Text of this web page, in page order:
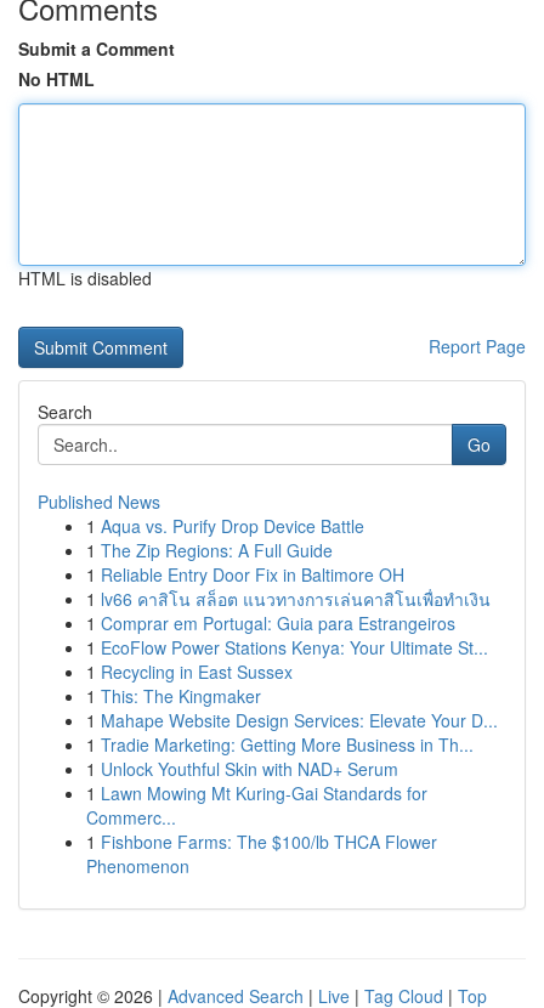
Submit a Comment
No HTML
HTML is disabled
Report Page
Search
Go
Published News
1 Aqua vs. Purify Drop Device Battle
1 The Zip Regions: A Full Guide
1 Reliable Entry Door Fix in Baltimore OH
1 lv66 คาสิโน สล็อต แนวทางการเล่นคาสิโนเพื่อทำเงิน
1 Comprar em Portugal: Guia para Estrangeiros
1 EcoFlow Power Stations Kenya: Your Ultimate St...
1 Recycling in East Sussex
1 This: The Kingmaker
1 Mahape Website Design Services: Elevate Your D...
1 Tradie Marketing: Getting More Business in Th...
1 Unlock Youthful Skin with NAD+ Serum
1 Lawn Mowing Mt Kuring-Gai Standards for
Commerc...
1 Fishbone Farms: The $100/lb THCA Flower
Phenomenon
Copyright © 2026 | Advanced Search | Live | Tag Cloud | Top